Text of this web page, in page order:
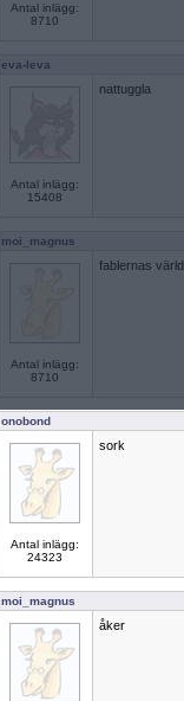
Antal inlägg:
8710
eva-leva
Antal inlägg:
15408
nattuggla
moi_magnus
Antal inlägg:
8710
fablernas värld
onobond
Antal inlägg:
24323
sork
moi_magnus
åker